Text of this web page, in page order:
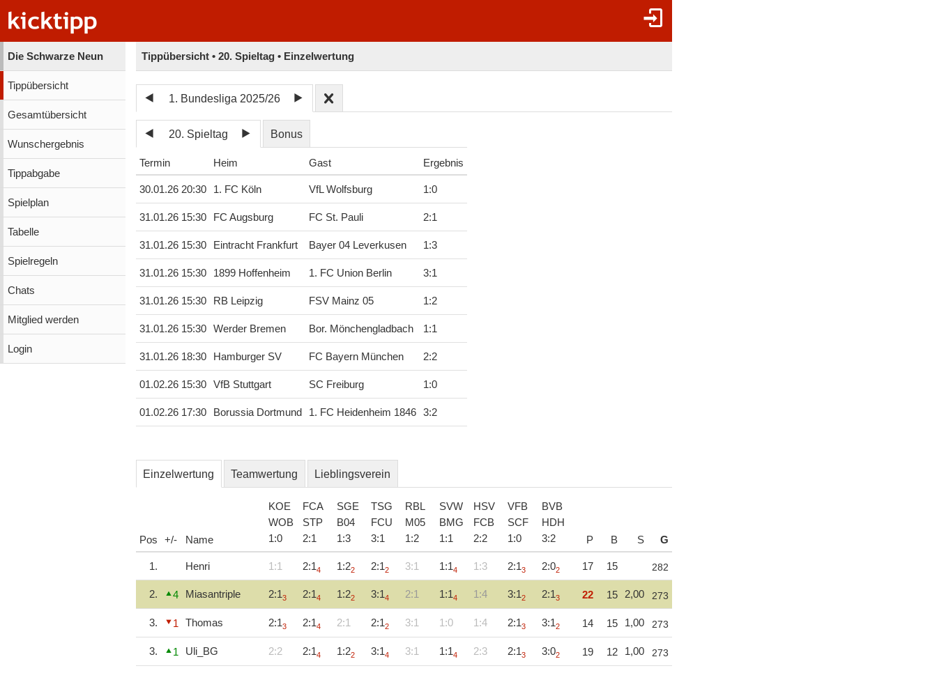
Die Schwarze Neun
Tippübersicht
Gesamtübersicht
Wunschergebnis
Tippabgabe
Spielplan
Tabelle
Spielregeln
Chats
Mitglied werden
Login
Tippübersicht • 20. Spieltag • Einzelwertung
1. Bundesliga 2025/26
20. Spieltag Bonus
Termin Heim Gast Ergebnis
30.01.26 20:30 1. FC Köln VfL Wolfsburg 1:0
31.01.26 15:30 FC Augsburg FC St. Pauli 2:1
31.01.26 15:30 Eintracht Frankfurt Bayer 04 Leverkusen 1:3
31.01.26 15:30 1899 Hoffenheim 1. FC Union Berlin 3:1
31.01.26 15:30 RB Leipzig FSV Mainz 05 1:2
31.01.26 15:30 Werder Bremen Bor. Mönchengladbach 1:1
31.01.26 18:30 Hamburger SV FC Bayern München 2:2
01.02.26 15:30 VfB Stuttgart SC Freiburg 1:0
01.02.26 17:30 Borussia Dortmund 1. FC Heidenheim 1846 3:2
Einzelwertung Teamwertung Lieblingsverein
Pos +/- Name
KOE
WOB
1:0
FCA
STP
2:1
SGE
B04
1:3
TSG
FCU
3:1
RBL
M05
1:2
SVW
BMG
1:1
HSV
FCB
2:2
VFB
SCF
1:0
BVB
HDH
3:2 P B S G
1. Henri 1:1 2:14 1:22 2:12 3:1 1:14 1:3 2:13 2:02 17 15 282
2. 4 Miasantriple 2:1 3 2:1 4 1:22 3:1 4 2:1 1:1 4 1:4 3:1 2 2:1 3 22 15 2,00 273
3. 1 Thomas 2:13 2:14 2:1 2:12 3:1 1:0 1:4 2:13 3:12 14 15 1,00 273
3. 1 Uli_BG 2:2 2:14 1:22 3:14 3:1 1:14 2:3 2:13 3:02 19 12 1,00 273